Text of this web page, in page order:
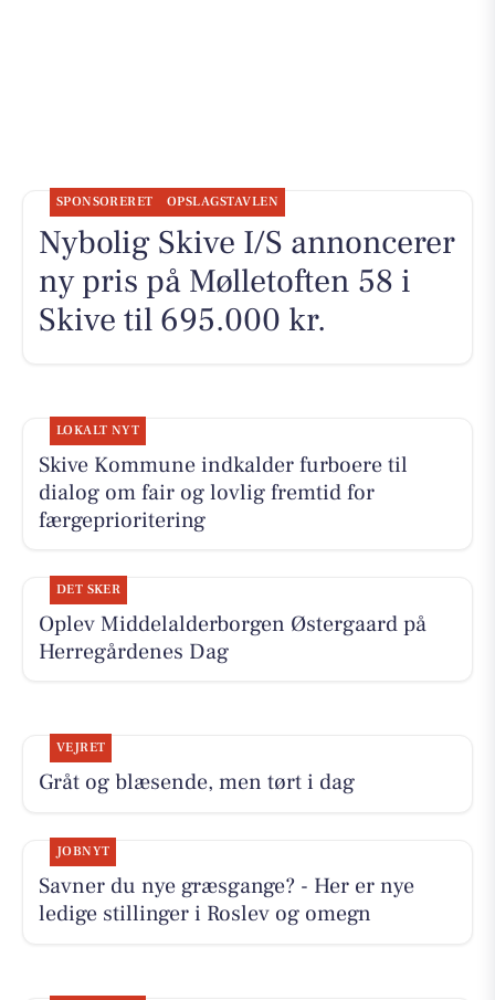
SPONSORERET OPSLAGSTAVLEN
Nybolig Skive I/S annoncerer
ny pris på Mølletoften 58 i
Skive til 695.000 kr.
LOKALT NYT
Skive Kommune indkalder furboere til
dialog om fair og lovlig fremtid for
færgeprioritering
DET SKER
Oplev Middelalderborgen Østergaard på
Herregårdenes Dag
VEJRET
Gråt og blæsende, men tørt i dag
JOBNYT
Savner du nye græsgange? - Her er nye
ledige stillinger i Roslev og omegn